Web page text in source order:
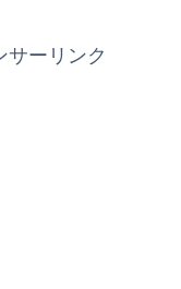
サーリンク